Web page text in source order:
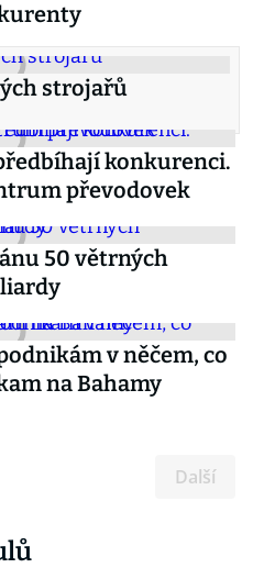
strojařů
konkurenci.
převodovek
50 větrných
v něčem, co
na Bahamy
Další